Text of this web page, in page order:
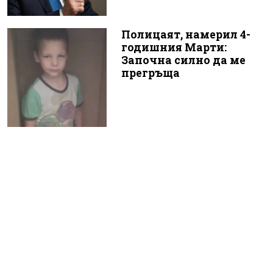
Полицаят, намерил 4-
годишния Марти:
Започна силно да ме
прегръща